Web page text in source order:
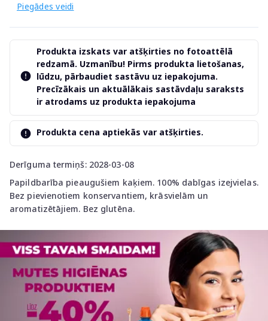
Piegādes veidi
Derīguma termiņš: 2028-03-08
Papildbarība pieaugušiem kaķiem. 100% dabīgas izejvielas.
Bez pievienotiem konservantiem, krāsvielām un
aromatizētājiem. Bez glutēna.
Produkta izskats var atšķirties no fotoattēlā
redzamā. Uzmanību! Pirms produkta lietošanas,
lūdzu, pārbaudiet sastāvu uz iepakojuma.
Precīzākais un aktuālākais sastāvdaļu saraksts
ir atrodams uz produkta iepakojuma
Produkta cena aptiekās var atšķirties.